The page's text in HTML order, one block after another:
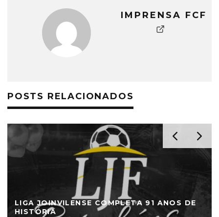
IMPRENSA FCF
POSTS RELACIONADOS
LIGA JOINVILENSE COMPLETA 91 ANOS DE
HISTÓRIA